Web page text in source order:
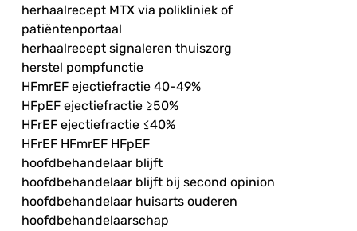
herhaalrecept MTX via polikliniek of
patiëntenportaal
herhaalrecept signaleren thuiszorg
herstel pompfunctie
HFmrEF ejectiefractie 40-49%
HFpEF ejectiefractie ≥50%
HFrEF ejectiefractie ≤40%
HFrEF HFmrEF HFpEF
hoofdbehandelaar blijft
hoofdbehandelaar blijft bij second opinion
hoofdbehandelaar huisarts ouderen
hoofdbehandelaarschap